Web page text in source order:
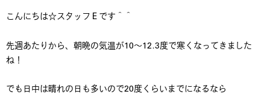
こんにちは☆スタッフＥです＾＾
先週あたりから、朝晩の気温が10～12.3度で寒くなってきました
ね！
でも日中は晴れの日も多いので20度くらいまでになるなら